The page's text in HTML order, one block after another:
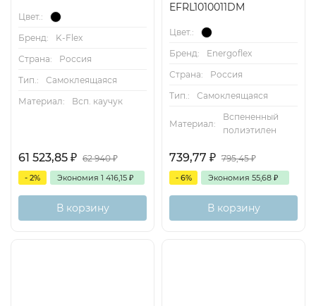
Цвет.:
Бренд:
K-Flex
Страна:
Россия
Тип.:
Самоклеящаяся
Материал:
Всп. каучук
61 523,85 ₽ 62 940₽
- 2% Экономия 1 416,15 ₽
В корзину
EFRL1010011DM
Цвет.:
Бренд:
Energoflex
Страна:
Россия
Тип.:
Самоклеящаяся
Материал:
Вспененный
полиэтилен
739,77 ₽ 795,45₽
- 6% Экономия 55,68 ₽
В корзину